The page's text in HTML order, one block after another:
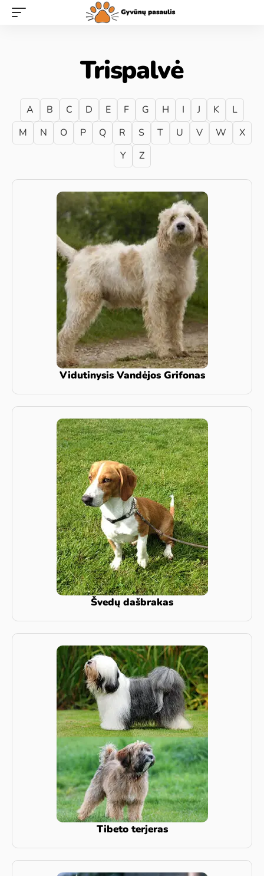
Trispalvė
A B C D E F G H I J K
L
M
N O P Q R S T U V W
X
Y
Z
Vidutinysis Vandėjos Grifonas
Švedų dašbrakas
Tibeto terjeras